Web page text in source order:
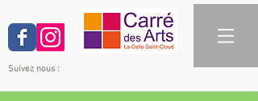
Suivez nous :